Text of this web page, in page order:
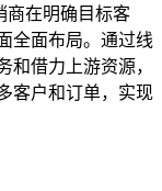
商在明确目标客
全面布局。通过线
和借力上游资源，
客户和订单，实现